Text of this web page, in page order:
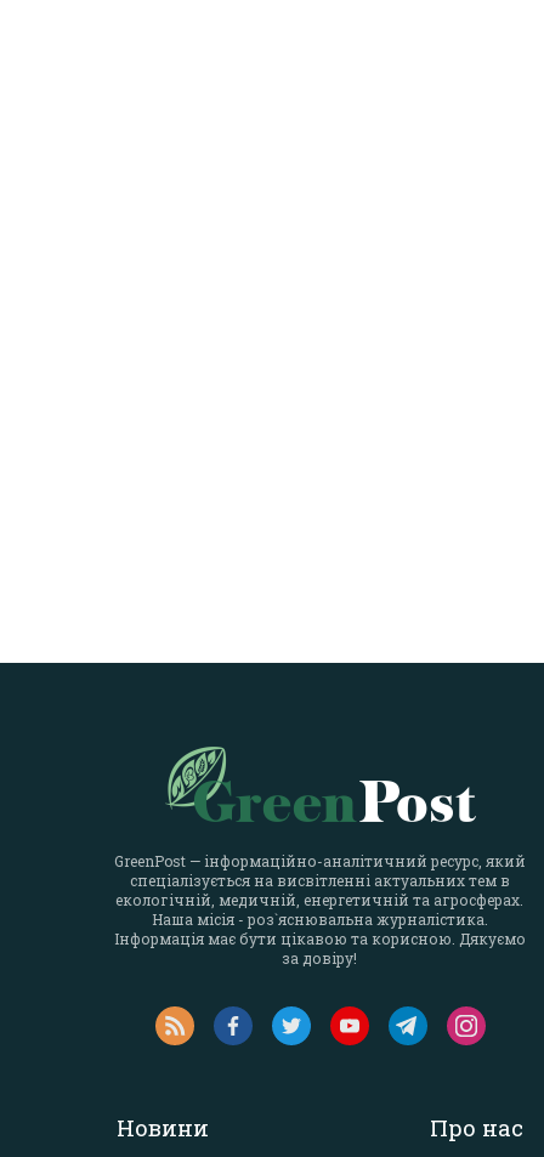
GreenPost — інформаційно-аналітичний ресурс, який
спеціалізується на висвітленні актуальних тем в
екологічній, медичній, енергетичній та агросферах.
Наша місія - роз`яснювальна журналістика.
Інформація має бути цікавою та корисною. Дякуємо
за довіру!
Новини
Про нас